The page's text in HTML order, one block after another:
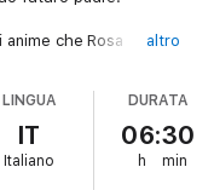
che Rosa
altro
LINGUA
IT
Italiano
DURATA
06:30
h min